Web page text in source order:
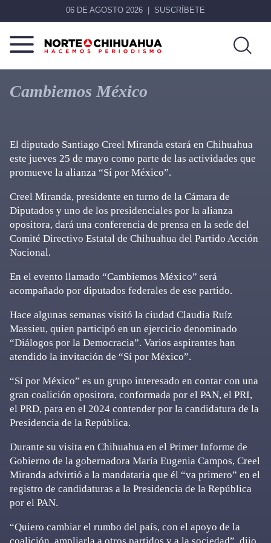
06 DE AGOSTO 2026 SUSCRÍBETE
Norte
De
Chihuahua
Más
que
noticias,
Cambiemos México
El diputado Santiago Creel Miranda estará en Chihuahua
este jueves 25 de mayo como parte de las actividades que
promueve la alianza “Sí por México”.
Creel Miranda, presidente en turno de la Cámara de
Diputados y uno de los presidenciales por la alianza
opositora, dará una conferencia de prensa en la sede del
Comité Directivo Estatal de Chihuahua del Partido Acción
Nacional.
En el evento llamado “Cambiemos México” será
acompañado por diputados federales de ese partido.
Hace algunas semanas visitó la ciudad Claudia Ruíz
Massieu, quien participó en un ejercicio denominado
“Diálogos por la Democracia”. Varios aspirantes han
atendido la invitación de “Sí por México”.
“Sí por México” es un grupo interesado en contar con una
gran coalición opositora, conformada por el PAN, el PRI,
el PRD, para en el 2024 contender por la candidatura de la
Presidencia de la República.
Durante su visita en Chihuahua en el Primer Informe de
Gobierno de la gobernadora María Eugenia Campos, Creel
Miranda advirtió a la mandataria que él “va primero” en el
registro de candidaturas a la Presidencia de la República
por el PAN.
“Quiero cambiar el rumbo del país, con el apoyo de la